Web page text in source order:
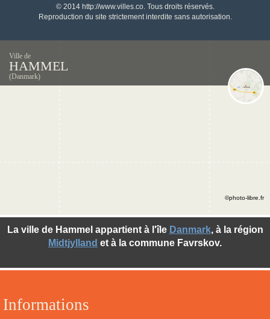
© 2014 http://www.villes.co. Tous droits réservés.
Reproduction du site strictement interdite sans autorisation.
Ville de
HAMMEL
(Danmark)
Informations
La ville de Hammel appartient à l'île Danmark, à la région
Midtjylland et à la commune Favrskov.
©photo-libre.fr